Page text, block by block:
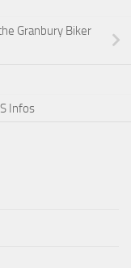
Granbury Biker
Infos